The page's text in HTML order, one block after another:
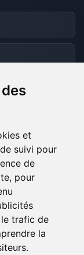
et
suivi pour
de
pour
trafic de
la